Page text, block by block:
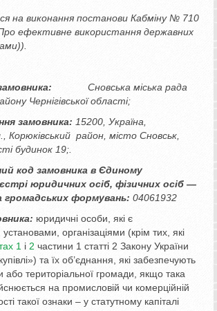
на виконання постанови Кабміну № 710
ефективне використання державних
Сновська міська рада
Чернігівської області;
замовника: 15200, Україна,
Корюківський район, місто Сновськ,
будинок 19;.
код замовника в Єдиному
юридичних осіб, фізичних осіб —
громадських формувань: 04061932
юридичні особи, які є
організаціями (крім тих, які
1 і 2 частини 1 статті 2 Закону України
та їх об’єднання, які забезпечують
або територіальної громади, якщо така
на промисловій чи комерційній
такої ознаки – у статутному капіталі